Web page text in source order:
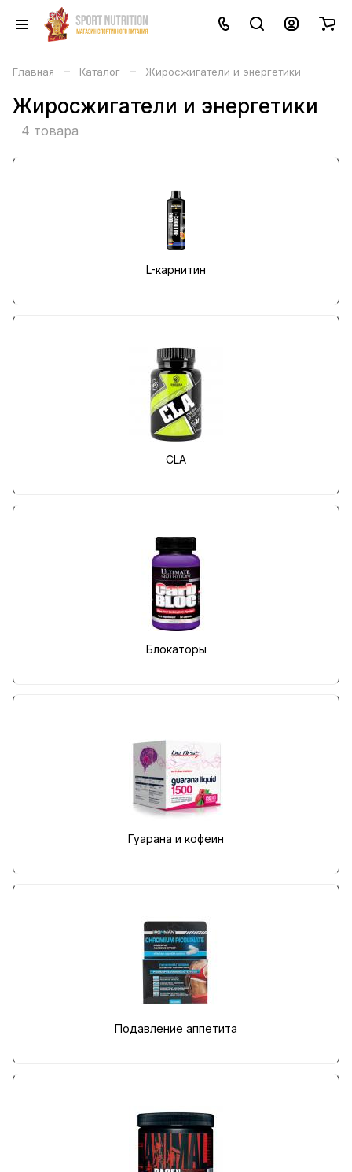
Главная – Каталог – Жиросжигатели и энергетики
Жиросжигатели и энергетики
4 товара
L-карнитин
CLA
Блокаторы
Гуарана и кофеин
Подавление аппетита